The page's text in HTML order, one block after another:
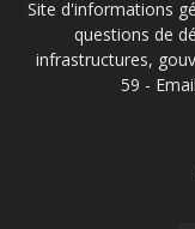
Site d'informations
questions de
infrastructures,
59 -